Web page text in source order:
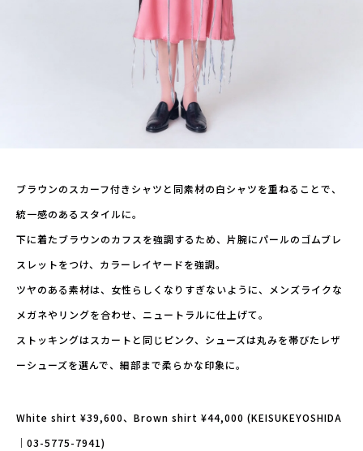
ブラウンのスカーフ付きシャツと同素材の白シャツを重ねることで、
統一感のあるスタイルに。
下に着たブラウンのカフスを強調するため、片腕にパールのゴムブレ
スレットをつけ、カラーレイヤードを強調。
ツヤのある素材は、女性らしくなりすぎないように、メンズライクな
メガネやリングを合わせ、ニュートラルに仕上げて。
ストッキングはスカートと同じピンク、シューズは丸みを帯びたレザ
ーシューズを選んで、細部まで柔らかな印象に。
White shirt ¥39,600、Brown shirt ¥44,000 (KEISUKEYOSHIDA
｜03-5775-7941)